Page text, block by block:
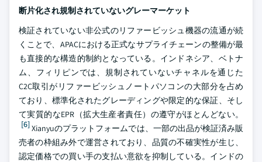
断片化され規制されていないグレーマーケット
検証されていない非公式のリファービッシュ機器の流通が続
くことで、APACにおける正式なサプライチェーンの整備が最
も直接的な構造的制約となっている。インドネシア、ベトナ
ム、フィリピンでは、規制されていないチャネルを通じた
C2C取引がリファービッシュノートパソコンの大部分を占め
ており、標準化されたグレーディングや限定的な保証、そし
て実質的なEPR（拡大生産者責任）の遵守がほとんどない。
[6]Xianyuのプラットフォームでは、一部の出品が検証済み販
売者の枠組み外で運営されており、品質の不確実性が生じ、
認定価格での買い手の支払い意欲を抑制している。インドの